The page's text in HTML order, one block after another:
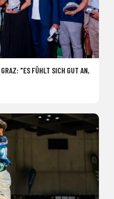
"ES FÜHLT SICH GUT AN,